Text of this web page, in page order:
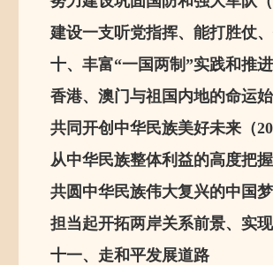
建设一支听党指挥、能打胜仗
十、丰富“一国两制”实践和推
香港、澳门与祖国内地的命运
共同开创中华民族美好未来（
从中华民族整体利益的高度把
共圆中华民族伟大复兴的中国
担当起开拓两岸关系前景、实
十一、走和平发展道路